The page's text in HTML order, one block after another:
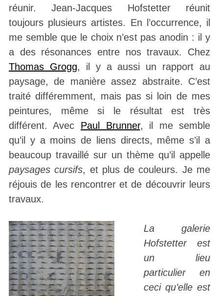
réunir. Jean-Jacques Hofstetter réunit
toujours plusieurs artistes. En l’occurrence, il
me semble que le choix n’est pas anodin : il y
a des résonances entre nos travaux. Chez
Thomas Grogg, il y a aussi un rapport au
paysage, de manière assez abstraite. C’est
traité différemment, mais pas si loin de mes
peintures, même si le résultat est très
différent. Avec Paul Brunner, il me semble
qu’il y a moins de liens directs, même s’il a
beaucoup travaillé sur un thème qu’il appelle
paysages cursifs, et plus de couleurs. Je me
réjouis de les rencontrer et de découvrir leurs
travaux.
La galerie
Hofstetter est
un lieu
particulier en
ceci qu’elle est